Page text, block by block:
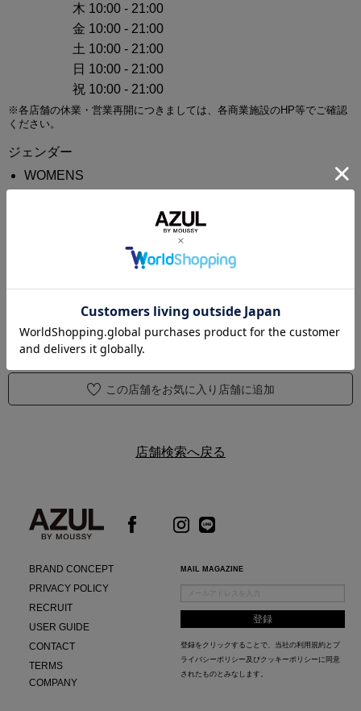
木 10:00 - 21:00
金 10:00 - 21:00
土 10:00 - 21:00
日 10:00 - 21:00
祝 10:00 - 21:00
※各店舗の休業・営業再開につきましては、各商業施設のHP等でご確認
ください。
ジェンダー
WOMENS
AZUL BY MOUSSY
地図アプリで見る
この店舗をお気に入り店舗に追加
店舗検索へ戻る
BRAND CONCEPT
PRIVACY POLICY
RECRUIT
USER GUIDE
CONTACT
TERMS
COMPANY
MAIL MAGAZINE
登録をクリックすることで、当社の利用規約 と プ
ライバシーポリシー及びクッキーポリシー に同意
されたものとみなします。